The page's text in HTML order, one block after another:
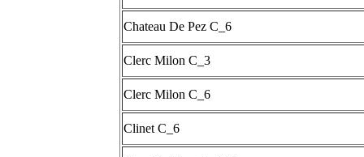
Chateau De Pez C_6
Clerc Milon C_3
Clerc Milon C_6
Clinet C_6